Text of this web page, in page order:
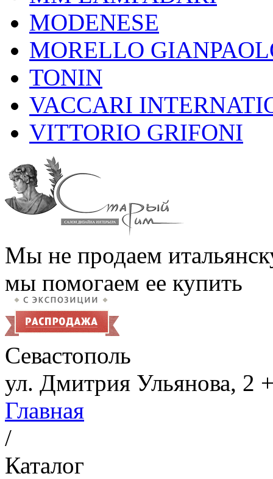
MODENESE
MORELLO
TONIN
VACCARI
VITTORIO GRIFONI
Мы не продаем
мы помогаем ее купить
Севастополь
ул. Дмитрия Ульянова, 2
Главная
/
Каталог